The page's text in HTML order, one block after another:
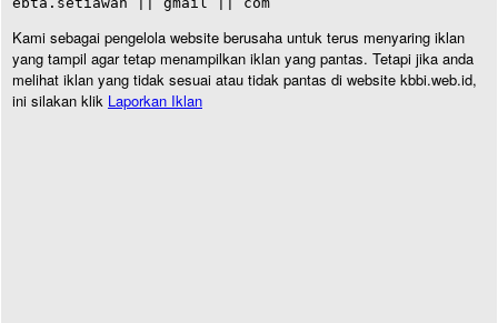
Kami sebagai pengelola website berusaha untuk terus menyaring iklan
yang tampil agar tetap menampilkan iklan yang pantas. Tetapi jika anda
melihat iklan yang tidak sesuai atau tidak pantas di website kbbi.web.id,
ini silakan klik Laporkan Iklan